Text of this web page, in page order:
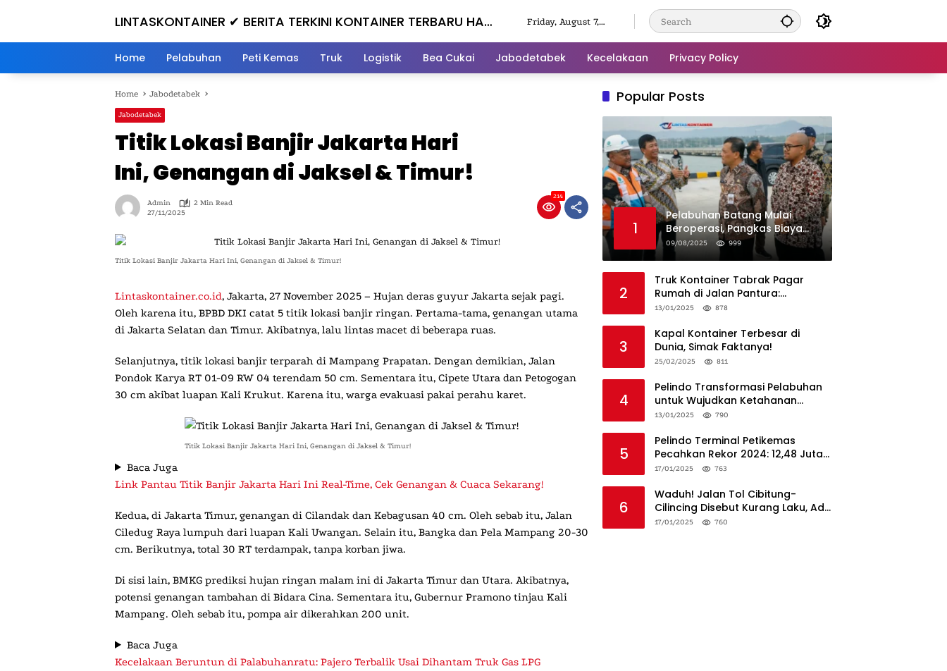
LINTASKONTAINER ✔ BERITA TERKINI KONTAINER TERBARU HARI
INI
Friday, August 7,
Home Pelabuhan Peti Kemas Truk Logistik Bea Cukai Jabodetabek Kecelakaan Privacy Policy
Home Jabodetabek
Jabodetabek
Titik Lokasi Banjir Jakarta Hari
Ini, Genangan di Jaksel & Timur!
Admin
2 Min Read
27/11/2025
214
Titik Lokasi Banjir Jakarta Hari Ini, Genangan di Jaksel & Timur!
Lintaskontainer.co.id, Jakarta, 27 November 2025 – Hujan deras guyur Jakarta sejak pagi.
Oleh karena itu, BPBD DKI catat 5 titik lokasi banjir ringan. Pertama-tama, genangan utama
di Jakarta Selatan dan Timur. Akibatnya, lalu lintas macet di beberapa ruas.
Selanjutnya, titik lokasi banjir terparah di Mampang Prapatan. Dengan demikian, Jalan
Pondok Karya RT 01-09 RW 04 terendam 50 cm. Sementara itu, Cipete Utara dan Petogogan
30 cm akibat luapan Kali Krukut. Karena itu, warga evakuasi pakai perahu karet.
Titik Lokasi Banjir Jakarta Hari Ini, Genangan di Jaksel & Timur!
Baca Juga
Link Pantau Titik Banjir Jakarta Hari Ini Real-Time, Cek Genangan & Cuaca Sekarang!
Kedua, di Jakarta Timur, genangan di Cilandak dan Kebagusan 40 cm. Oleh sebab itu, Jalan
Ciledug Raya lumpuh dari luapan Kali Uwangan. Selain itu, Bangka dan Pela Mampang 20-30
cm. Berikutnya, total 30 RT terdampak, tanpa korban jiwa.
Di sisi lain, BMKG prediksi hujan ringan malam ini di Jakarta Timur dan Utara. Akibatnya,
potensi genangan tambahan di Bidara Cina. Sementara itu, Gubernur Pramono tinjau Kali
Mampang. Oleh sebab itu, pompa air dikerahkan 200 unit.
Baca Juga
Kecelakaan Beruntun di Palabuhanratu: Pajero Terbalik Usai Dihantam Truk Gas LPG
Popular Posts
1
Pelabuhan Batang Mulai
Beroperasi, Pangkas Biaya
Logistik Industri!
09/08/2025 999
2
Truk Kontainer Tabrak Pagar
Rumah di Jalan Pantura:
Kronologi dan Langkah
13/01/2025 878
3
Kapal Kontainer Terbesar di
Dunia, Simak Faktanya!
25/02/2025 811
4
Pelindo Transformasi Pelabuhan
untuk Wujudkan Ketahanan
Logistik dan Daya Saing Global
13/01/2025 790
5
Pelindo Terminal Petikemas
Pecahkan Rekor 2024: 12,48 Juta
TEUs, Bukti Keunggulan Logistik
17/01/2025 763
6
Waduh! Jalan Tol Cibitung-
Cilincing Disebut Kurang Laku, Ada
Apa?
17/01/2025 760